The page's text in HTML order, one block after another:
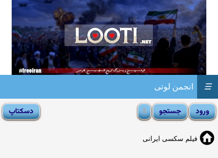
انجمن لوتی ☰
فیلم سکسی ایرانی